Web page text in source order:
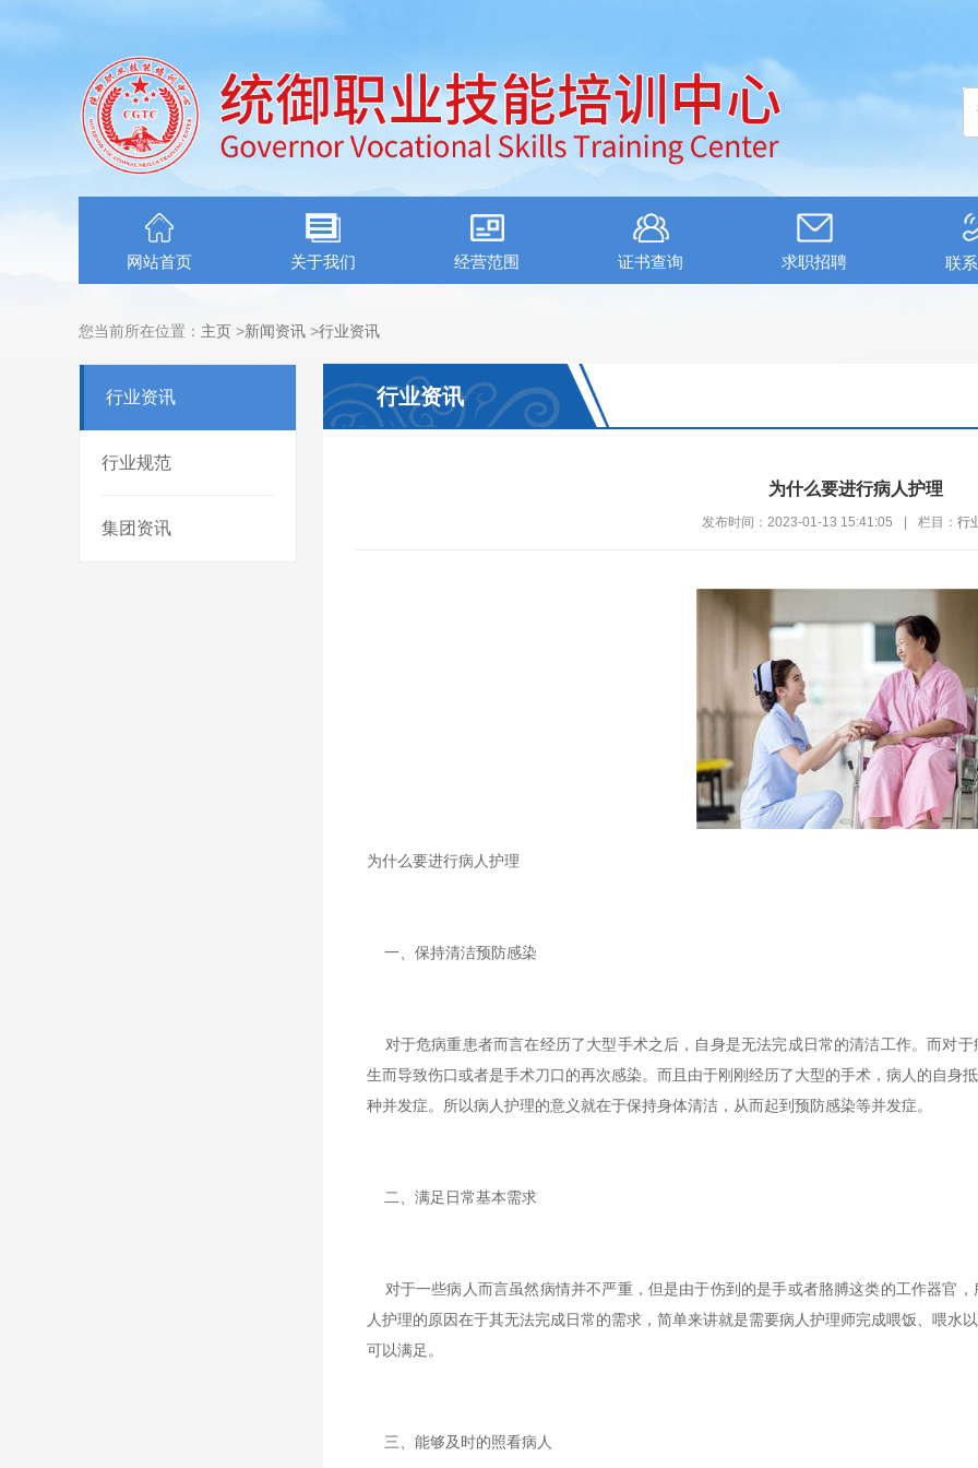
网站首页 关于我们 经营范围 证书查询 求职招聘 联
您当前所在位置： 主页 >新闻资讯 >行业资讯
行业资讯
行业规范
集团资讯
行业资讯
为什么要进行病人护理
发布时间：2023-01-13 15:41:05 栏目： 行
为什么要进行病人护理
一、保持清洁预防感染
对于危病重患者而言在经历了大型手术之后，自身是无法完成日常的清洁工作。而对
生而导致伤口或者是手术刀口的再次感染。而且由于刚刚经历了大型的手术，病人的自身
种并发症。所以病人护理的意义就在于保持身体清洁，从而起到预防感染等并发症。
二、满足日常基本需求
对于一些病人而言虽然病情并不严重，但是由于伤到的是手或者胳膊这类的工作器官
人护理的原因在于其无法完成日常的需求，简单来讲就是需要病人护理师完成喂饭、喂水
可以满足。
三、能够及时的照看病人